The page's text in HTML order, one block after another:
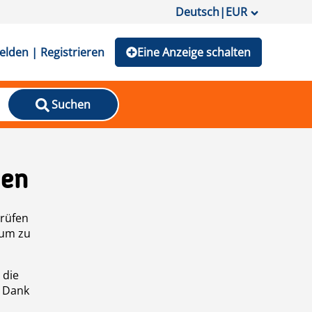
Deutsch|EUR
| Registrieren Eine Anzeige schalten
Suchen
zu
die